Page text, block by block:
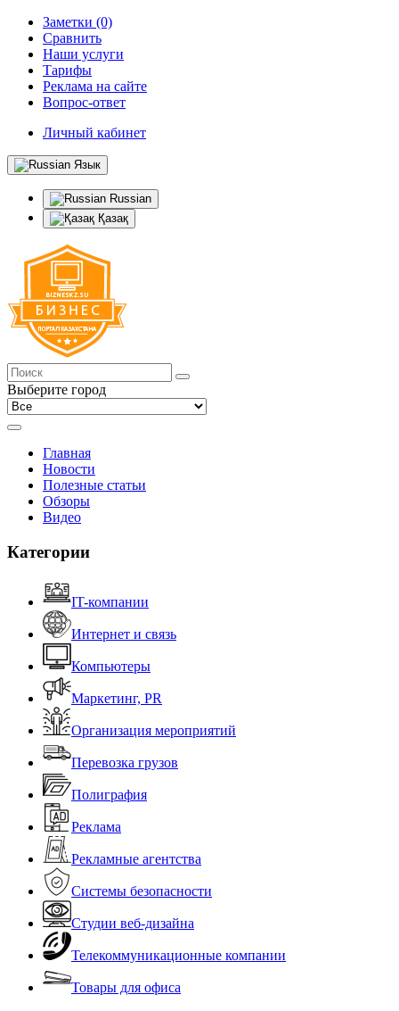
Заметки (0)
Сравнить
Наши услуги
Тарифы
Реклама на сайте
Вопрос-ответ
Личный кабинет
Язык
Russian
Қазақ
Выберите город
Главная
Новости
Полезные статьи
Обзоры
Видео
Категории
IT-компании
Интернет и связь
Компьютеры
Маркетинг, PR
Организация мероприятий
Перевозка грузов
Полиграфия
Реклама
Рекламные агентства
Системы безопасности
Студии веб-дизайна
Телекоммуникационные компании
Товары для офиса